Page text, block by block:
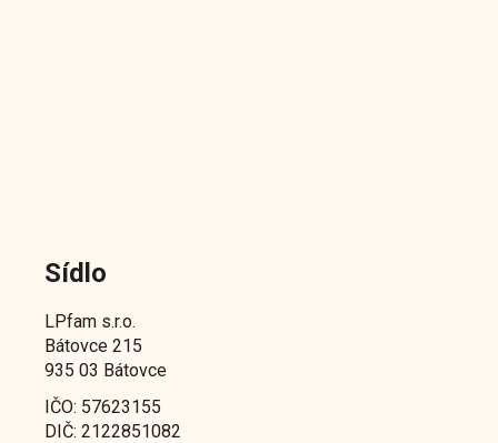
Sídlo
LPfam s.r.o.
Bátovce 215
935 03 Bátovce
IČO: 57623155
DIČ: 2122851082